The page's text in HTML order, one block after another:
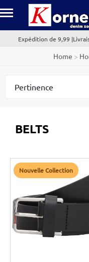
kornerdenim.com
Expédition de 9,99
Home >
BELTS
Nouvelle Collection